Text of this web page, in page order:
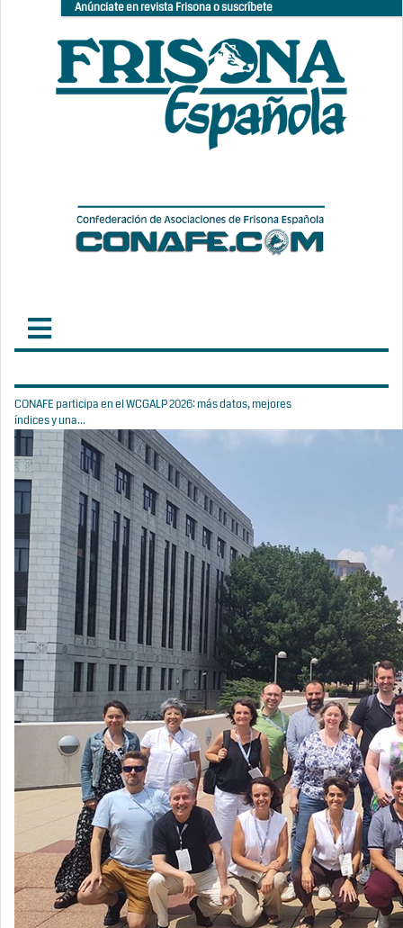
Anúnciate en revista Frisona o suscríbete
CONAFE participa en el WCGALP 2026: más datos, mejores
índices y una...